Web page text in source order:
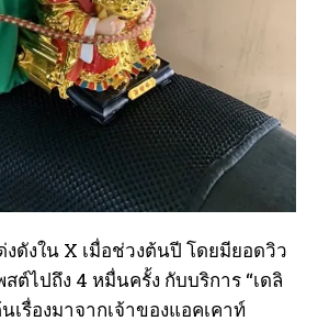
งดังใน X เมื่อช่วงต้นปี โดยมียอดวิว
ต์ไปถึง 4 หมื่นครั้ง กับบริการ “เดลิ
นเรื่องมาจากเจ้าของแอคเคาท์